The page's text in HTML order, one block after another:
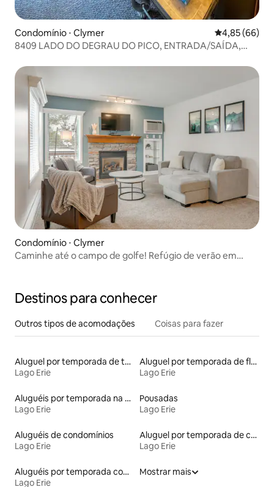
Condomínio ⋅ Clymer 4,85 de uma
4,85 (66)
8409 LADO DO DEGRAU DO PICO, ENTRADA/SAÍDA,
Condomínio ⋅ Clymer
Caminhe até o campo de golfe! Refúgio de verão em
Destinos para conhecer
Outros tipos de acomodações Coisas para fazer
Aluguel por temporada de townhouses
Lago Erie
Aluguel por temporada de flats
Lago Erie
Aluguéis por temporada na orla
Lago Erie
Pousadas
Lago Erie
Aluguéis de condomínios
Lago Erie
Aluguel por temporada de casas de veraneio
Lago Erie
Aluguéis por temporada com banheiro para PCD
Lago Erie
Mostrar mais